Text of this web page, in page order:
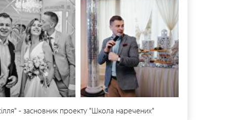
- засновник проекту "Школа наречених"